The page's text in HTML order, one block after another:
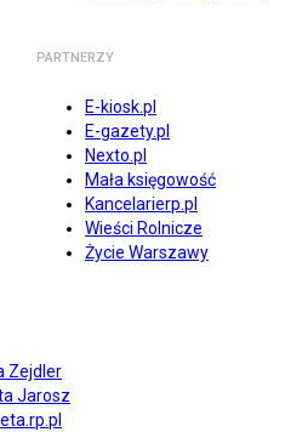
PARTNERZY
E-kiosk.pl
E-gazety.pl
Nexto.pl
Mała księgowość
Kancelarierp.pl
Wieści Rolnicze
Życie Warszawy
Zejdler
Jarosz